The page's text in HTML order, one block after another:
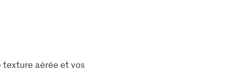
aérée et vos